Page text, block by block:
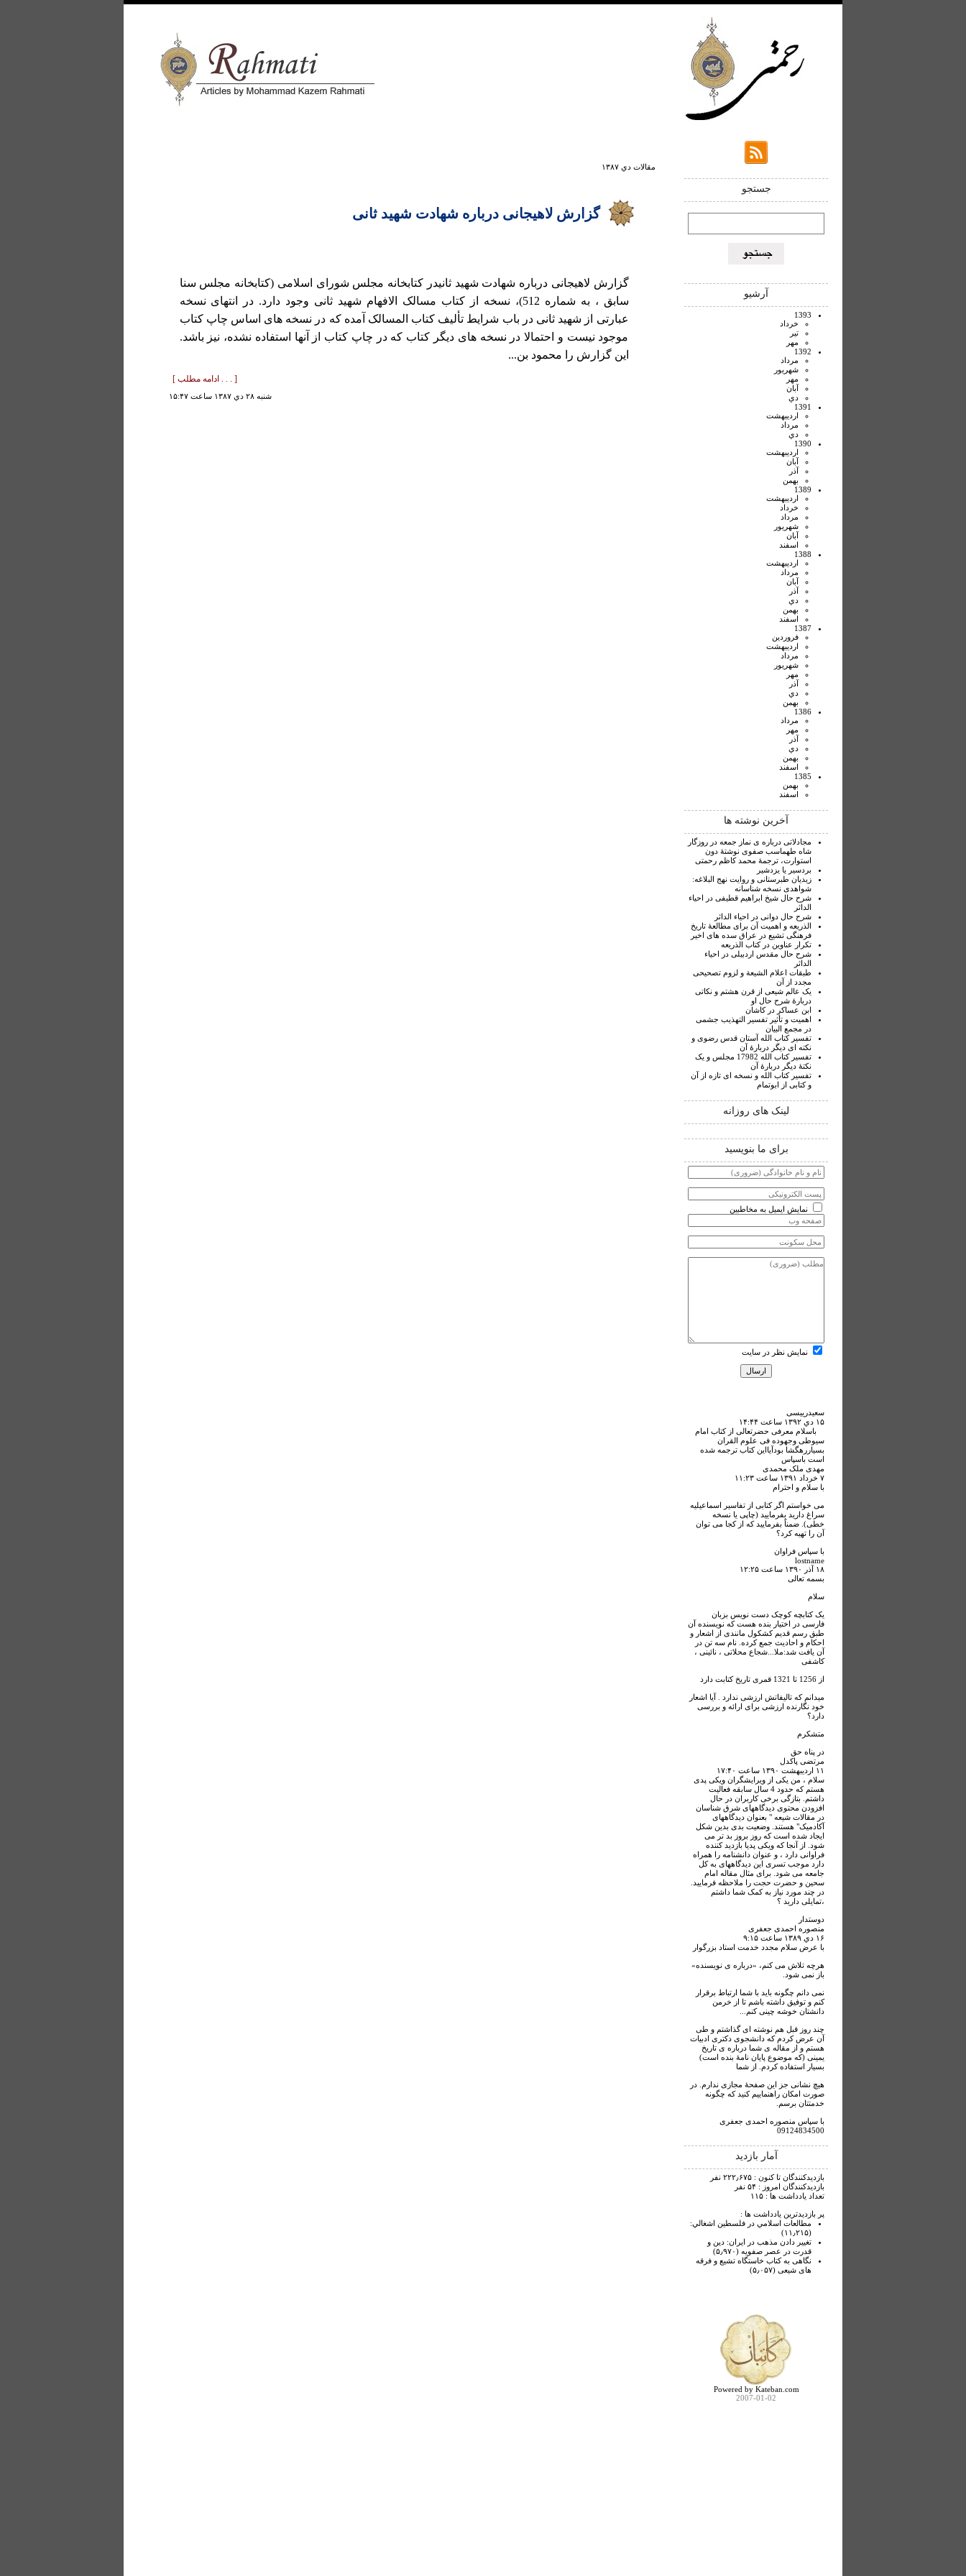
جستجو
آرشیو
1393
خرداد
تير
مهر
1392
مرداد
شهريور
مهر
آبان
دي
1391
ارديبهشت
مرداد
دي
1390
ارديبهشت
آبان
آذر
بهمن
1389
ارديبهشت
خرداد
مرداد
شهريور
آبان
اسفند
1388
ارديبهشت
مرداد
آبان
آذر
دي
بهمن
اسفند
1387
فروردين
ارديبهشت
مرداد
شهريور
مهر
آذر
دي
بهمن
1386
مرداد
مهر
آذر
دي
بهمن
اسفند
1385
بهمن
اسفند
آخرین نوشته ها
مجادلاتی درباره ی نماز جمعه در روزگار
شاه طهماسب صفوی نوشتۀ دون
استوارت، ترجمۀ محمد کاظم رحمتی
بردسیر یا یزدشیر
زیدیان طبرستانی و روایت نهج البلاغه:
شواهدی نسخه شناسانه
شرح حال شیخ ابراهیم قطیفی در احیاء
الداثر
شرح حال دوانی در احیاء الداثر
الذریعه و اهمیت آن برای مطالعۀ تاریخ
فرهنگی تشیع در عراق سده های اخیر
تکرار عناوین در کتاب الذریعه
شرح حال مقدس اردبیلی در احیاء
الداثر
طبقات اعلام الشیعة و لزوم تصحیحی
مجدد از آن
یک عالم شیعی از قرن هشتم و نکاتی
دربارۀ شرح حال او
ابن عساکر در کاشان
اهمیت و تأثیر تفسیر التهذیب جشمی
در مجمع البیان
تفسیر کتاب الله آستان قدس رضوی و
نکته ای دیگر دربارۀ آن
تفسیر کتاب الله 17982 مجلس و یک
نکتۀ دیگر دربارۀ آن
تفسیر کتاب الله و نسخه ای تازه از آن
و کتابی از ابوتمام
لینک های روزانه
برای ما بنویسید
نمایش ایمیل به مخاطبین
نمایش نظر در سایت
سعیدرییسی
۱۵ دي ۱۳۹۲ ساعت ۱۴:۴۴
باسلام معرفی حضرتعالی از کتاب امام
سیوطی وجهوده فی علوم القران
بسیاررهگشا بودآیااین کتاب ترجمه شده
است باسپاس
مهدی ملک محمدی
۷ خرداد ۱۳۹۱ ساعت ۱۱:۲۳
با سلام و احترام
می خواستم اگر کتابی از تفاسیر اسماعیلیه
سراغ دارید بفرمایید (چاپی یا نسخه
خطی). ضمناً بفرمایید که از کجا می توان
آن را تهیه کرد؟
با سپاس فراوان
lostname
۱۸ آذر ۱۳۹۰ ساعت ۱۲:۲۵
بسمه تعالی
سلام
یک کتابچه کوچک دست نویس بزبان
فارسی در اختیار بنده هست که نویسنده آن
طبق رسم قدیم کشکول مانندی از اشعار و
احکام و احادیث جمع کرده. نام سه تن در
آن یافت شد:ملا...شجاع محلاتی ، نائینی ،
کاشفی
از 1256 تا 1321 قمری تاریخ کتابت دارد
میدانم که تالیفاتش ارزشی ندارد . آیا اشعار
خود نگارنده ارزشی برای ارائه و بررسی
دارد؟
متشکرم
در پناه حق
مرتضی پاکدل
۱۱ ارديبهشت ۱۳۹۰ ساعت ۱۷:۴۰
سلام ، من یکی از ویرایشگران ویکی پدی
هستم که حدود 4 سال سابقه فعالیت
داشتم. بتازگی برخی کاربران در حال
افزودن محتوی دیدگاههای شرق شناسان
در مقالات شیعه " بعنوان دیدگاههای
آکادمیک" هستند. وضعیت بدی بدین شکل
ایجاد شده است که روز بروز بد تر می
شود. از آنجا که ویکی پدیا بازدید کننده
فراوانی دارد ، و عنوان دانشنامه را همراه
دارد موجب تسری این دیدگاههای به کل
جامعه می شود. برای مثال مقاله امام
سحین و حضرت حجت را ملاحظه فرمایید.
در چند مورد نیاز به کمک شما داشتم
،تمایلی دارید ؟
دوستدار
منصوره احمدی جعفری
۱۶ دي ۱۳۸۹ ساعت ۹:۱۵
با عرض سلام مجدد خدمت استاد بزرگوار
هرچه تلاش می کنم، «درباره ی نویسنده»
باز نمی شود.
نمی دانم چگونه باید با شما ارتباط برقرار
کنم و توفیق داشته باشم تا از خرمن
دانشتان خوشه چینی کنم...
چند روز قبل هم نوشته ای گذاشتم و طی
آن عرض کردم که دانشجوی دکتری ادبیات
هستم و از مقاله ی شما درباره ی تاریخ
یمینی (که موضوع پایان نامۀ بنده است)
بسیار استفاده کردم. از شما
هیچ نشانی جز این صفحۀ مجازی ندارم. در
صورت امکان راهنماییم کنید که چگونه
خدمتتان برسم.
با سپاس منصوره احمدی جعفری
09124834500
آمار بازدید
بازدیدکنندگان تا کنون : ۲۲۲٫۶۷۵ نفر
بازدیدکنندگان امروز : ۵۴ نفر
تعداد یادداشت ها : ۱۱۵
پر بازدیدترین یادداشت ها :
مطالعات اسلامي در فلسطين اشغالي:
(۱۱٫۲۱۵)
تغيير دادن مذهب در ايران: دين و
قدرت در عصر صفويه (۵٫۹۷۰)
نگاهی به کتاب خاستگاه تشیع و فرقه
های شیعی (۵٫۰۵۷)
Powered by Kateban.com
2007-01-02
مقالات دي ۱۳۸۷
گزارش لاهیجانی درباره شهادت شهید ثانی
گزارش لاهیجانی درباره شهادت شهید ثانیدر کتابخانه مجلس شورای اسلامی (کتابخانه مجلس سنا
سابق ، به شماره 512)، نسخه از کتاب مسالک الافهام شهید ثانی وجود دارد. در انتهای نسخه
عبارتی از شهید ثانی در باب شرایط تألیف کتاب المسالک آمده که در نسخه های اساس چاپ کتاب
موجود نیست و احتمالا در نسخه های دیگر کتاب که در چاپ کتاب از آنها استفاده نشده، نیز باشد.
این گزارش را محمود بن...
[ . . . ادامه مطلب ]
شنبه ۲۸ دي ۱۳۸۷ ساعت ۱۵:۴۷